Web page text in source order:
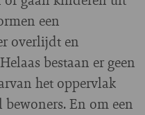
een
overlijdt en
bestaan er geen
het oppervlak
En om een